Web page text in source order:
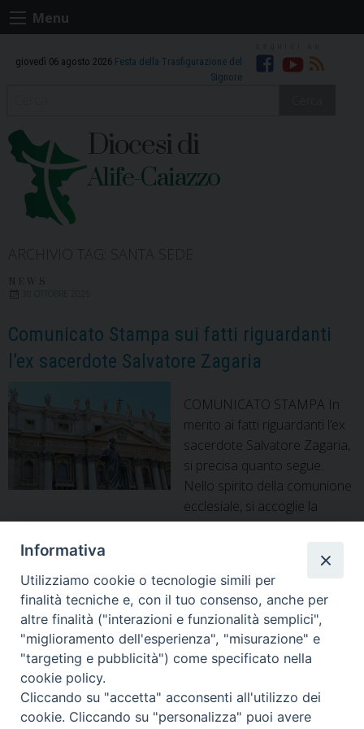
Skip
to
Menu
giovedì 06 agosto 2026 Festa della Trasfigurazione del
Signore
Facebook
Youtube
RSS
Diocesi di
Alife-Caiazzo
30 OTTOBRE 2025
Comunicato Stampa sui fatti riguardanti
l’ex sacerdote Salvatore Zagaria
COMUNICATO STAMPA In
merito ai fatti riguardanti l’ex
sacerdote Salvatore Zagaria,
si precisa quanto segue.
Nello spirito della comunione
ecclesiale, si accoglie la
notizia della recente revoca della scomunica latae
sententiae – come previsto dal Codice di Diritto Canonico –
avvenuta in altra Diocesi italiana. Già nel novembre 2024 il
Vescovo di Alife-Caiazzo S. E. Mons. Giacomo Cirulli – in
ottemperanza alle disposizioni della Santa … Continua a
leggereComunicato
Stampa
sui
fatti
riguardanti
»
Informativa
Utilizziamo cookie o tecnologie simili per
finalità tecniche e, con il tuo consenso, anche per
altre finalità ("interazioni e funzionalità semplici",
"miglioramento dell'esperienza", "misurazione" e
"targeting e pubblicità") come specificato nella
cookie policy.
Cliccando su "accetta" acconsenti all'utilizzo dei
cookie. Cliccando su "personalizza" puoi avere